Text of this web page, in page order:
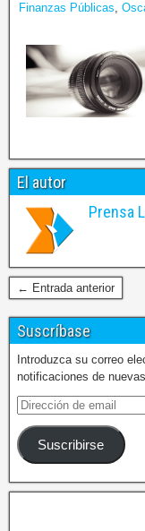
Finanzas Públicas,
El autor
Prensa
← Entrada anterior
Suscríbase
Introduzca su correo
notificaciones de
Suscribirse